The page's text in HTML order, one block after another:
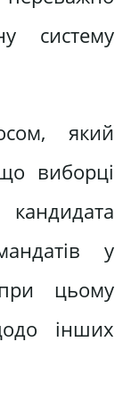
систему
який
виборці
у
цьому
інших